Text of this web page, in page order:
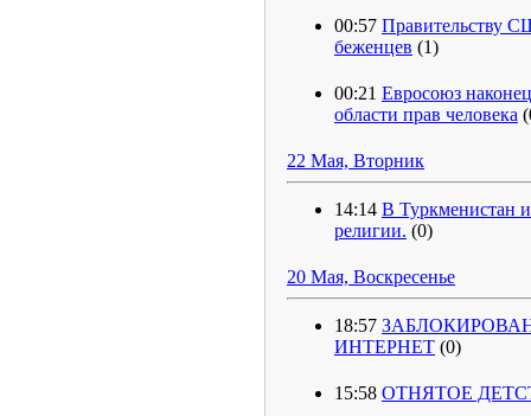
00:57 Правительству
беженцев (1)
00:21 Евросоюз
области прав человека
22 Мая, Вторник
14:14 В Туркменистан и
религии. (0)
20 Мая, Воскресенье
18:57
ИНТЕРНЕТ (0)
15:58 ОТНЯТОЕ